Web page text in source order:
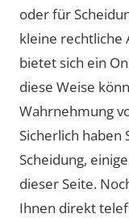
oder für
kleine rechtliche
bietet sich ein
diese Weise
Wahrnehmung
Sicherlich haben
Scheidung,
dieser Seite.
Ihnen direkt